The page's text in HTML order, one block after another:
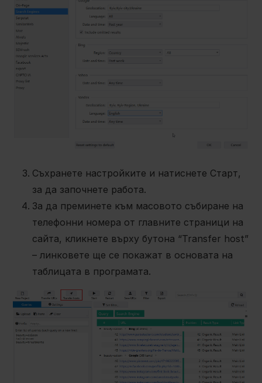
Съхранете настройките и натиснете Старт,
за да започнете работа.
За да преминете към масовото събиране на
телефонни номера от главните страници на
сайта, кликнете върху бутона “Transfer host”
– линковете ще се покажат в основата на
таблицата в програмата.